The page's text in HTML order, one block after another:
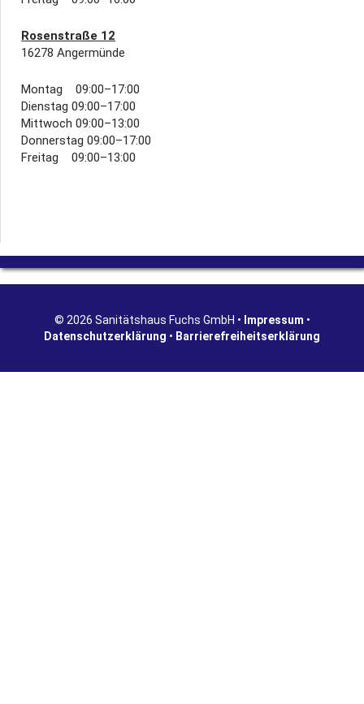
Rosenstraße 12
16278 Angermünde
Montag 09:00–17:00
Dienstag 09:00–17:00
Mittwoch 09:00–13:00
Donnerstag 09:00–17:00
Freitag 09:00–13:00
© 2026 Sanitätshaus Fuchs GmbH • Impressum •
Datenschutzerklärung • Barrierefreiheitserklärung